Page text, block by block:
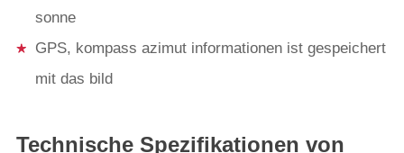
sonne
GPS, kompass azimut informationen ist gespeichert
mit das bild
Technische Spezifikationen von